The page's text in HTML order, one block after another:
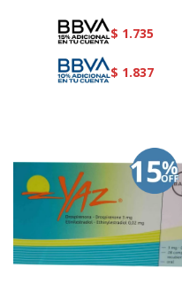
$ 1.735
$ 1.837